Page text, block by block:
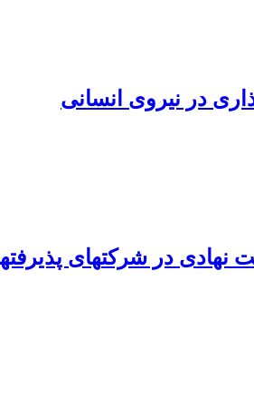
در نیروی انسانی